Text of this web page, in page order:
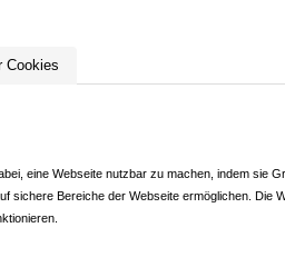
Cookies
eine Webseite nutzbar zu machen, indem sie
sichere Bereiche der Webseite ermöglichen. Die